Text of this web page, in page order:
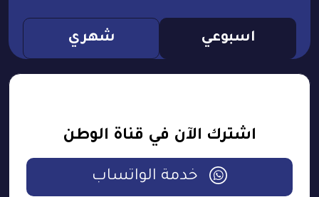
اسبوعي شهري
اشترك الآن في قناة الوطن
خدمة الواتساب